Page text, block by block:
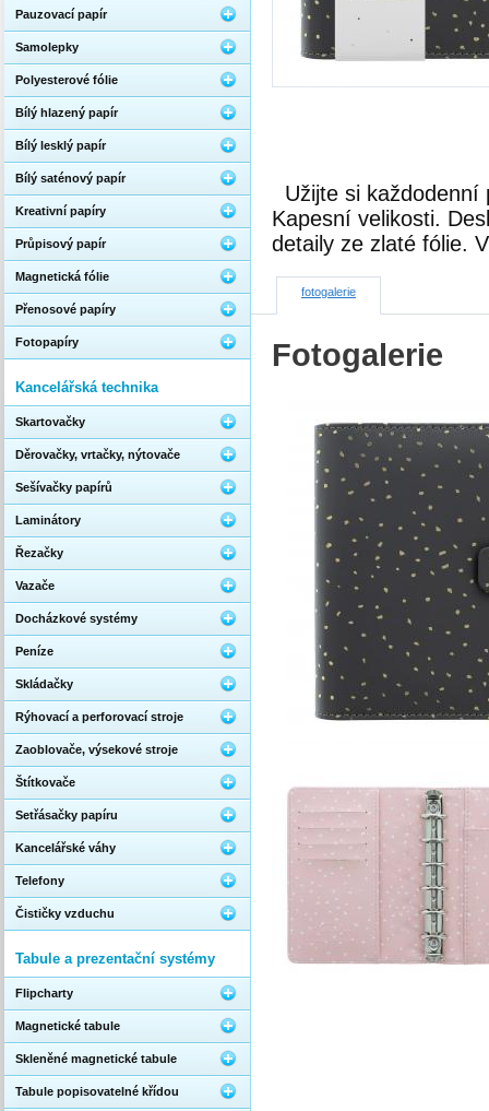
Užijte si
Kapesní velikosti.
detaily ze zlaté fólie.
fotogalerie
Fotogalerie
Pauzovací papír
Samolepky
Polyesterové fólie
Bílý hlazený papír
Bílý lesklý papír
Bílý saténový papír
Kreativní papíry
Průpisový papír
Magnetická fólie
Přenosové papíry
Fotopapíry
Kancelářská technika
Skartovačky
Děrovačky, vrtačky, nýtovače
Sešívačky papírů
Laminátory
Řezačky
Vazače
Docházkové systémy
Peníze
Skládačky
Rýhovací a perforovací stroje
Zaoblovače, výsekové stroje
Štítkovače
Setřásačky papíru
Kancelářské váhy
Telefony
Čističky vzduchu
Tabule a prezentační systémy
Flipcharty
Magnetické tabule
Skleněné magnetické tabule
Tabule popisovatelné křídou